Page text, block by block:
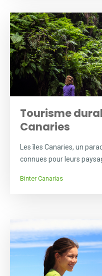
Tourisme
Canaries
Les îles Canaries, un
connues pour leurs
Binter Canarias